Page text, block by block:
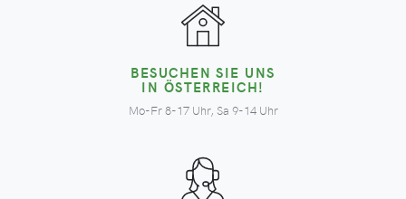
BESUCHEN SIE UNS
IN ÖSTERREICH!
Mo-Fr 8-17 Uhr, Sa 9-14 Uhr